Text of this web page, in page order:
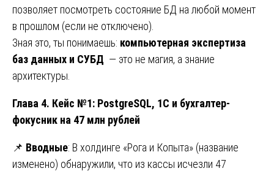
позволяет посмотреть состояние БД на любой момент
в прошлом (если не отключено).
Зная это, ты понимаешь: компьютерная экспертиза
баз данных и СУБД — это не магия, а знание
архитектуры.
Глава 4. Кейс №1: PostgreSQL, 1С и бухгалтер-
фокусник на 47 млн рублей
📌 Вводные: В холдинге «Рога и Копыта» (название
изменено) обнаружили, что из кассы исчезли 47